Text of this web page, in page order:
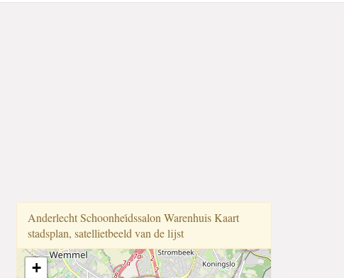
Anderlecht Schoonhei̇dssalon Warenhuis Kaart
stadsplan, satellietbeeld van de lijst
+